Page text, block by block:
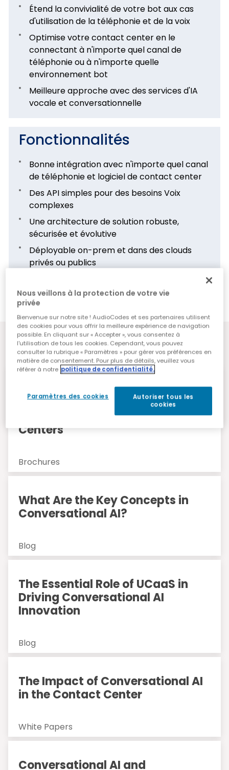
Étend la convivialité de votre bot aux cas
d'utilisation de la téléphonie et de la voix
Optimise votre contact center en le
connectant à n'importe quel canal de
téléphonie ou à n'importe quelle
environnement bot
Meilleure approche avec des services d'IA
vocale et conversationnelle
Fonctionnalités
Bonne intégration avec n'importe quel canal
de téléphonie et logiciel de contact center
Des API simples pour des besoins Voix
complexes
Une architecture de solution robuste,
sécurisée et évolutive
Déployable on-prem et dans des clouds
privés ou publics
managé
Ressources
AudioCodes Live CX Service
Description: Cloud-Native Voice
Platform for Modern Contact
Centers
Brochures
What Are the Key Concepts in
Conversational AI?
Blog
The Essential Role of UCaaS in
Driving Conversational AI
Innovation
Blog
The Impact of Conversational AI
in the Contact Center
White Papers
Conversational AI and
Nous veillons à la protection de votre vie
privée
Bienvenue sur notre site ! AudioCodes et ses partenaires utilisent
des cookies pour vous offrir la meilleure expérience de navigation
possible. En cliquant sur « Accepter », vous consentez à
l'utilisation de tous les cookies. Cependant, vous pouvez
consulter la rubrique « Paramètres » pour gérer vos préférences en
matière de consentement. Pour plus de détails, veuillez vous
référer à notre politique de confidentialité.
Paramètres des cookies
Autoriser tous les
cookies